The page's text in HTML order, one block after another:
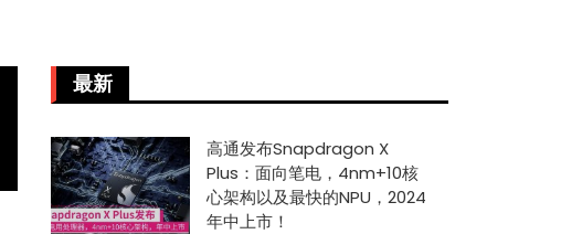
最新
高通发布Snapdragon X
Plus：面向笔电，4nm+10核
心架构以及最快的NPU，2024
年中上市！